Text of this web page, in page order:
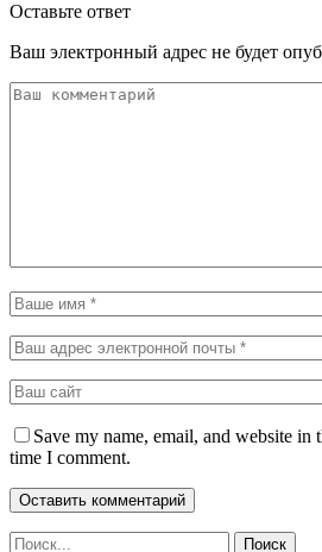
Оставьте ответ
Ваш электронный адрес не будет
Save my name, email, and website in
time I comment.